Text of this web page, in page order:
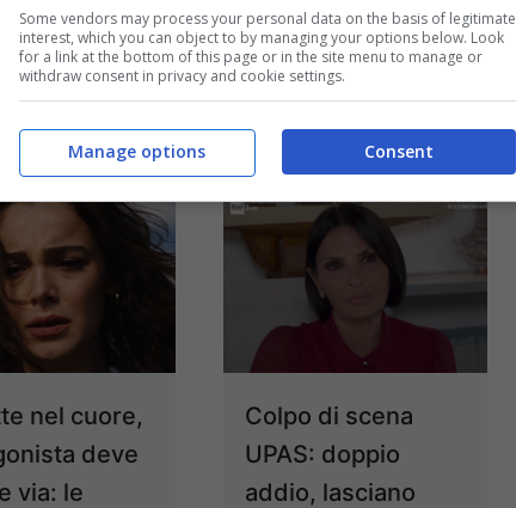
un altro
arrivo
8 Dicembre 2025
piano per correre
ai ripari
7 Dicembre 2025
nel cuore,
deve
via: le
Colpo di scena
UPAS: doppio
addio, lasciano
Some vendors may process your personal data on the basis of legitimate
interest, which you can object to by managing your options below. Look
for a link at the bottom of this page or in the site menu to manage or
withdraw consent in privacy and cookie settings.
Consent
Manage options